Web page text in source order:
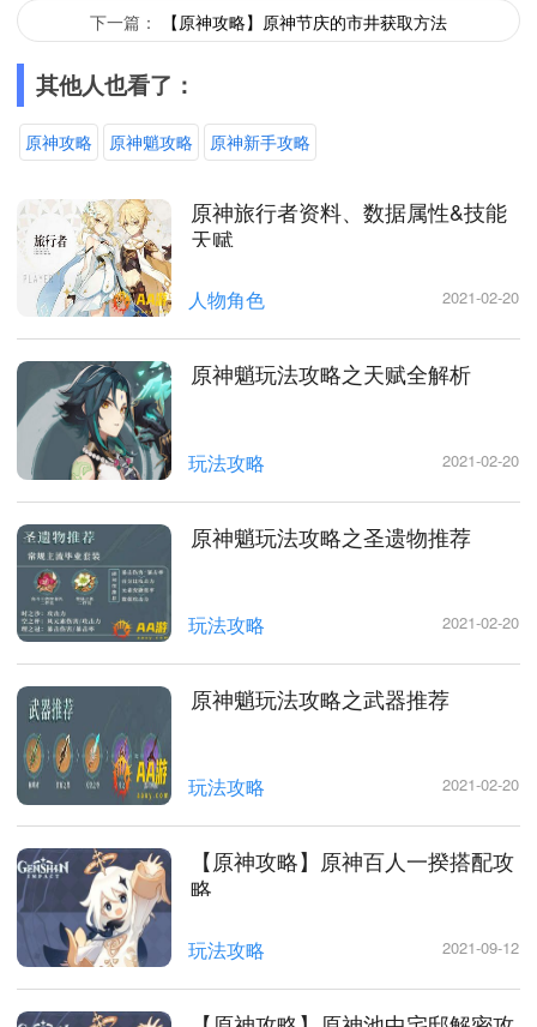
下一篇： 【原神攻略】原神节庆的市井获取方法
其他人也看了：
原神攻略 原神魈攻略 原神新手攻略
原神旅行者资料、数据属性&技能
天赋
人物角色 2021-02-20
原神魈玩法攻略之天赋全解析
玩法攻略 2021-02-20
原神魈玩法攻略之圣遗物推荐
玩法攻略 2021-02-20
原神魈玩法攻略之武器推荐
玩法攻略 2021-02-20
【原神攻略】原神百人一揆搭配攻
略
玩法攻略 2021-09-12